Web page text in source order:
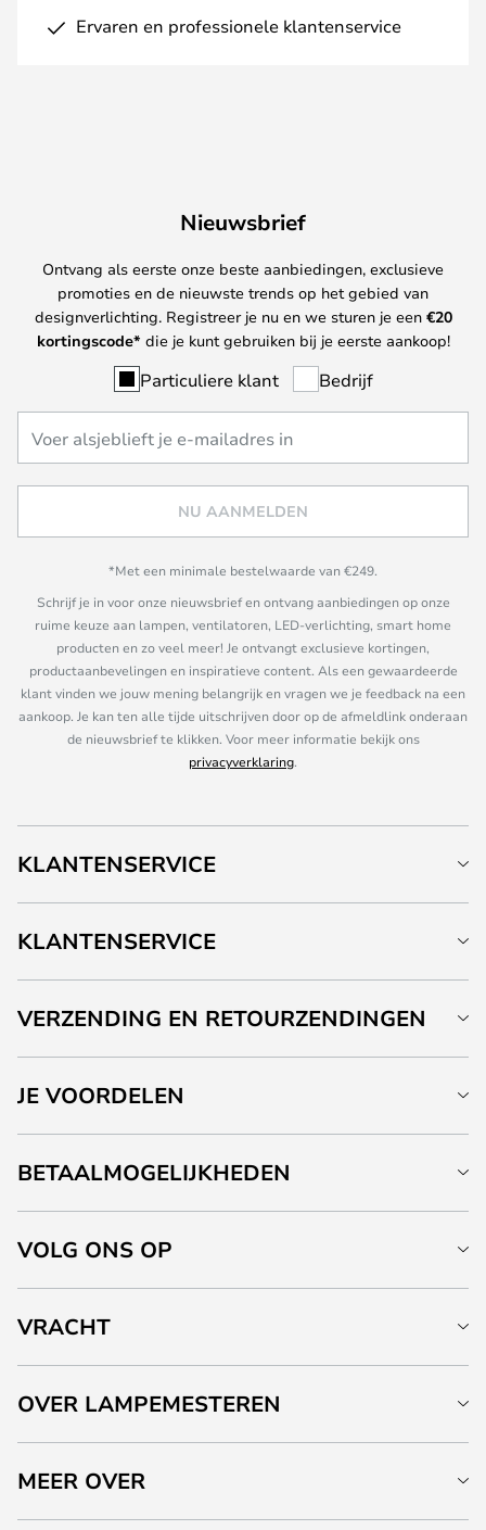
Ervaren en professionele klantenservice
Nieuwsbrief
Ontvang als eerste onze beste aanbiedingen, exclusieve
promoties en de nieuwste trends op het gebied van
designverlichting. Registreer je nu en we sturen je een €20
kortingscode* die je kunt gebruiken bij je eerste aankoop!
Particuliere klant Bedrijf
NU AANMELDEN
*Met een minimale bestelwaarde van €249.
Schrijf je in voor onze nieuwsbrief en ontvang aanbiedingen op onze
ruime keuze aan lampen, ventilatoren, LED-verlichting, smart home
producten en zo veel meer! Je ontvangt exclusieve kortingen,
productaanbevelingen en inspiratieve content. Als een gewaardeerde
klant vinden we jouw mening belangrijk en vragen we je feedback na een
aankoop. Je kan ten alle tijde uitschrijven door op de afmeldlink onderaan
de nieuwsbrief te klikken. Voor meer informatie bekijk ons
privacyverklaring.
KLANTENSERVICE
KLANTENSERVICE
VERZENDING EN RETOURZENDINGEN
JE VOORDELEN
BETAALMOGELIJKHEDEN
VOLG ONS OP
VRACHT
OVER LAMPEMESTEREN
MEER OVER